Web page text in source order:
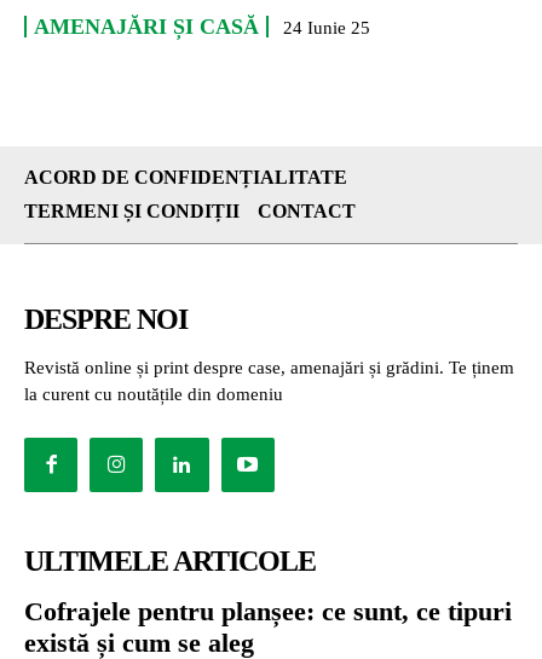
AMENAJĂRI ȘI CASĂ 24 Iunie 25
ACORD DE CONFIDENȚIALITATE
TERMENI ȘI CONDIȚII
CONTACT
DESPRE NOI
Revistă online și print despre case, amenajări și grădini. Te ținem
la curent cu noutățile din domeniu
ULTIMELE ARTICOLE
Cofrajele pentru planșee: ce sunt, ce tipuri
există și cum se aleg